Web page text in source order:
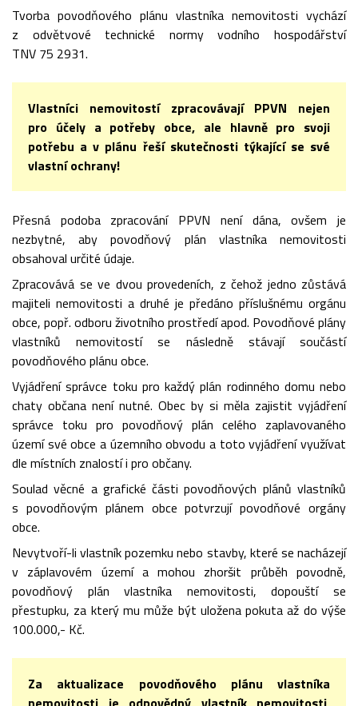
Tvorba povodňového plánu vlastníka nemovitosti vychází
z odvětvové technické normy vodního hospodářství
TNV 75 2931.
Vlastníci nemovitostí zpracovávají PPVN nejen
pro účely a potřeby obce, ale hlavně pro svoji
potřebu a v plánu řeší skutečnosti týkající se své
vlastní ochrany!
Přesná podoba zpracování PPVN není dána, ovšem je
nezbytné, aby povodňový plán vlastníka nemovitosti
obsahoval určité údaje.
Zpracovává se ve dvou provedeních, z čehož jedno zůstává
majiteli nemovitosti a druhé je předáno příslušnému orgánu
obce, popř. odboru životního prostředí apod. Povodňové plány
vlastníků nemovitostí se následně stávají součástí
povodňového plánu obce.
Vyjádření správce toku pro každý plán rodinného domu nebo
chaty občana není nutné. Obec by si měla zajistit vyjádření
správce toku pro povodňový plán celého zaplavovaného
území své obce a územního obvodu a toto vyjádření využívat
dle místních znalostí i pro občany.
Soulad věcné a grafické části povodňových plánů vlastníků
s povodňovým plánem obce potvrzují povodňové orgány
obce.
Nevytvoří-li vlastník pozemku nebo stavby, které se nacházejí
v záplavovém území a mohou zhoršit průběh povodně,
povodňový plán vlastníka nemovitosti, dopouští se
přestupku, za který mu může být uložena pokuta až do výše
100.000,- Kč.
Za aktualizace povodňového plánu vlastníka